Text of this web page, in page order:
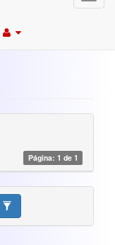
Página: 1 de 1